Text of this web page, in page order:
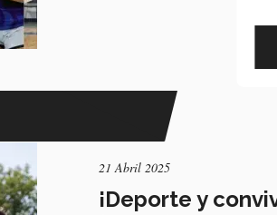
21 Abril 2025
¡Deporte y